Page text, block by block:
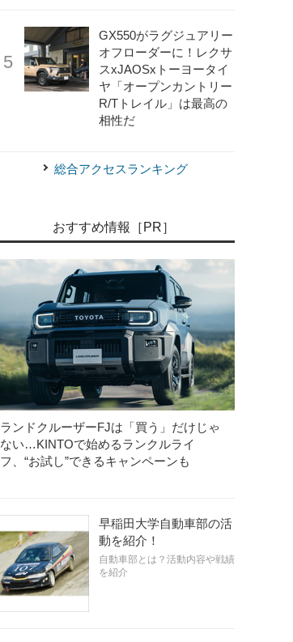
GX550がラグジュアリー
オフローダーに！レクサ
スxJAOSxトーヨータイ
ヤ「オープンカントリー
R/Tトレイル」は最高の
相性だ
総合アクセスランキング
おすすめ情報［PR］
ランドクルーザーFJは「買う」だけじゃ
ない…KINTOで始めるランクルライ
フ、“お試し”できるキャンペーンも
早稲田大学自動車部の活
動を紹介！
自動車部とは？活動内容や戦績
を紹介